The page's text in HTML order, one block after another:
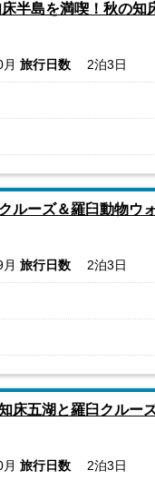
半島を満喫！秋の
旅行日数 2泊3日
ルーズ＆羅臼動物
旅行日数 2泊3日
床五湖と羅臼クル
旅行日数 2泊3日